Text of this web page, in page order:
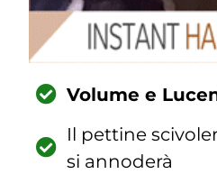
Volume e
Il pettine
si annoderà